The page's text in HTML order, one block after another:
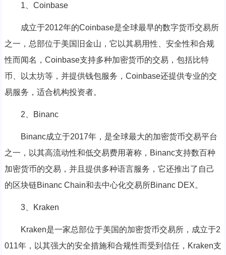
1、Coinbase
成立于2012年的Coinbase是全球最早的数字货币交易所
之一，总部位于美国旧金山，它以其易用性、安全性和合规
性而闻名，Coinbase支持多种加密货币的交易，包括比特
币、以太坊等，并提供钱包服务，Coinbase还提供专业的交
易服务，适合机构投资者。
2、Binanc
Binanc成立于2017年，是全球最大的加密货币交易平台
之一，以其高流动性和低交易费用著称，Binanc支持数百种
加密货币的交易，并且提供多种语言服务，它还推出了自己
的区块链Binanc Chain和去中心化交易所Binanc DEX。
3、Kraken
Kraken是一家总部位于美国的加密货币交易所，成立于2
011年，以其强大的安全措施和合规性而受到信任，Kraken支